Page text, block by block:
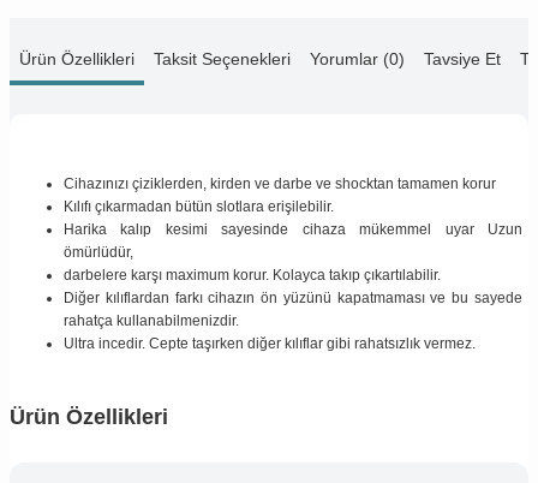
Ürün Özellikleri Taksit Seçenekleri Yorumlar (0) Tavsiye Et
Cihazınızı çiziklerden, kirden ve darbe ve shocktan tamamen korur
Kılıfı çıkarmadan bütün slotlara erişilebilir.
Harika kalıp kesimi sayesinde cihaza mükemmel uyar Uzun
ömürlüdür,
darbelere karşı maximum korur. Kolayca takıp çıkartılabilir.
Diğer kılıflardan farkı cihazın ön yüzünü kapatmaması ve bu sayede
rahatça kullanabilmenizdir.
Ultra incedir. Cepte taşırken diğer kılıflar gibi rahatsızlık vermez.
Ürün Özellikleri